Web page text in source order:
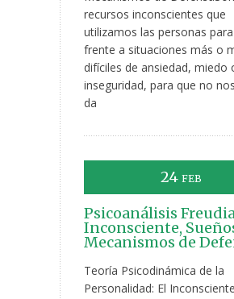
recursos inconscientes que
utilizamos las personas
frente a situaciones más o
difíciles de ansiedad, miedo
inseguridad, para que no
da
24 FEB
Psicoanálisis
Inconsciente,
Mecanismos de
Teoría Psicodinámica de la
Personalidad: El